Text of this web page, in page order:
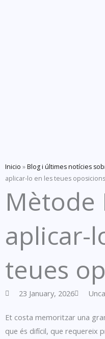
Inicio »Blog i últimes notícies
aplicar-lo en les teues oposicions
Mètode
aplicar-
teues
23 January, 2026
Et costa memoritzar una
que és difícil, que requereix